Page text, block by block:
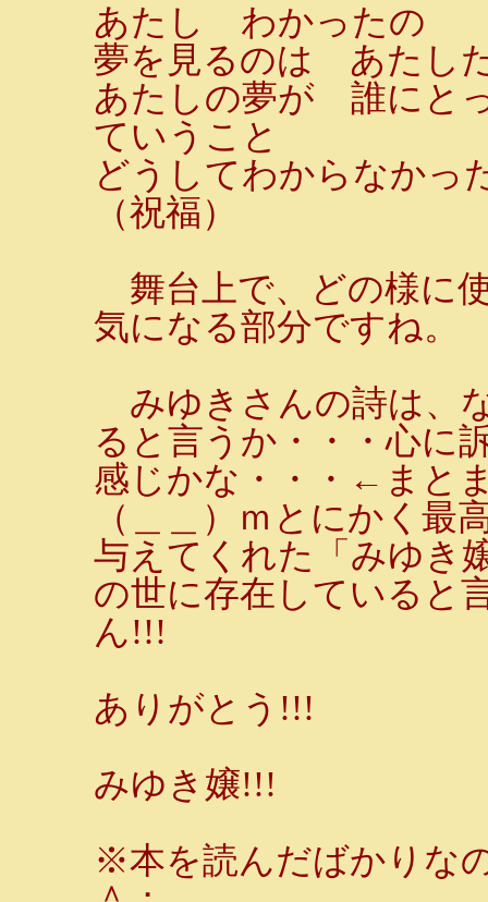
あたし わかったの
夢を見るのは あたし
あたしの夢が 誰にと
ていうこと
どうしてわからなかっ
（祝福）
舞台上で、どの様に
気になる部分ですね。
みゆきさんの詩は、
ると言うか・・・心に
感じかな・・・←まと
（＿＿）ｍとにかく最
与えてくれた「みゆき
の世に存在していると
ん!!!
ありがとう!!!
みゆき嬢!!!
※本を読んだばかりな